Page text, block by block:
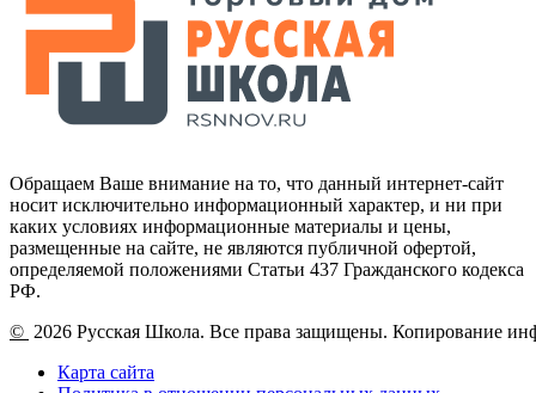
Обращаем Ваше внимание на то, что данный интернет-сайт
носит исключительно информационный характер, и ни при
каких условиях информационные материалы и цены,
размещенные на сайте, не являются публичной офертой,
определяемой положениями Статьи 437 Гражданского кодекса
РФ.
© 2026 Русская Школа. Все права защищены. Копирование
Карта сайта